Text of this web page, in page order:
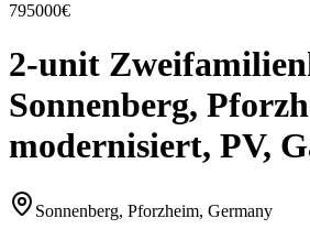
795000€
2-unit
Sonnenberg,
modernisiert, PV,
Sonnenberg, Pforzheim, Germany